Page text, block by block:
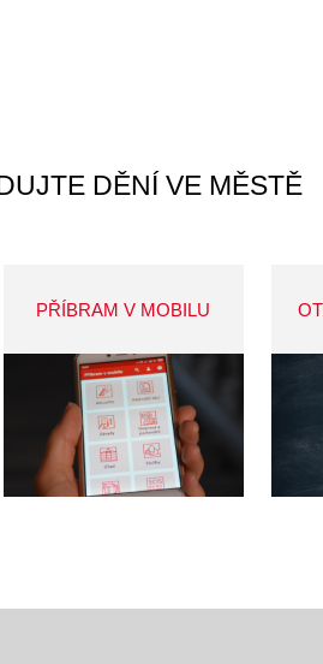
DĚNÍ VE MĚSTĚ
PŘÍBRAM V MOBILU